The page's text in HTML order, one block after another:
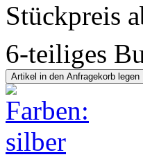
Stückpreis
6-teiliges